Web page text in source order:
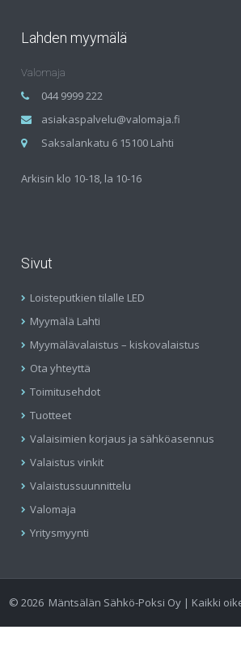
Lahden myymälä
Valomaja
044 9999 222
asiakaspalvelu@valomaja.fi
Saksalankatu 6 15100 Lahti
Arkisin klo 10-18, la 10-16
Sivut
Loisteputkien tilalle LED
Myymälä Lahti
Myymälävalaistus – kiskovalaistus
Ota yhteyttä
Toimitusehdot
Tuotteet
Valaisimien korjaus ja sähköasennus
Valaistus vinkit
Valaistussuunnittelu
Valomaja
Yritysmyynti
©2026 Mäntsälän Sähkö-Poksi Oy | Kaikki